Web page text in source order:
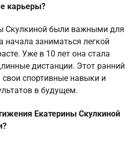
карьеры?
Скулкиной были важными для
начала заниматься легкой
Уже в 10 лет она стала
дистанции. Этот ранний
спортивные навыки и
в будущем.
Екатерины Скулкиной